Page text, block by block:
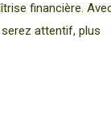
financière.
attentif, plus